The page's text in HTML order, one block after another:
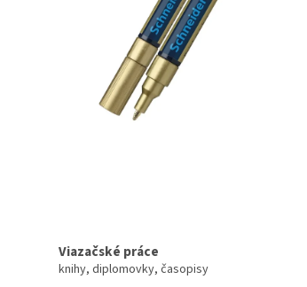
Viazačské práce
knihy, diplomovky, časopisy